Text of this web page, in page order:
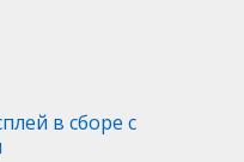
в сборе с